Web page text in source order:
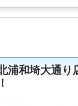
浦和埼大通り